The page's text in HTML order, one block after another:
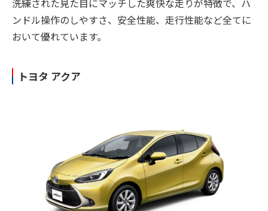
洗練された見た目にマッチした爽快な走りが特徴で、ハ
ンドル操作のしやすさ、安全性能、走行性能など全てに
おいて優れています。
トヨタ アクア